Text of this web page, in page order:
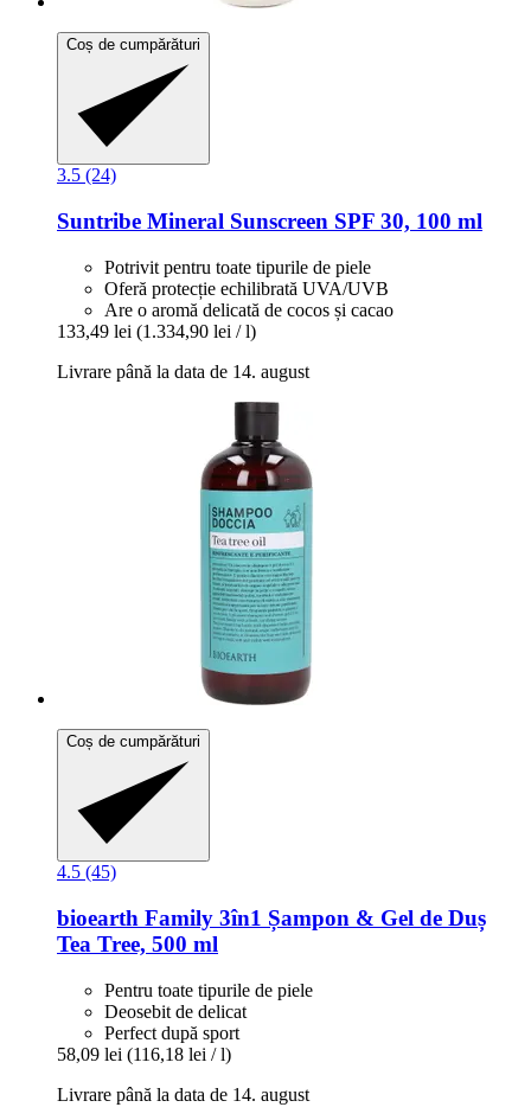
Coș de cumpărături
3.5 (24)
Suntribe Mineral Sunscreen SPF 30, 100 ml
Potrivit pentru toate tipurile de piele
Oferă protecție echilibrată UVA/UVB
Are o aromă delicată de cocos și cacao
133,49 lei (1.334,90 lei / l)
Livrare până la data de 14. august
Coș de cumpărături
4.5 (45)
bioearth Family 3în1 Șampon & Gel de Duș
Tea Tree, 500 ml
Pentru toate tipurile de piele
Deosebit de delicat
Perfect după sport
58,09 lei (116,18 lei / l)
Livrare până la data de 14. august